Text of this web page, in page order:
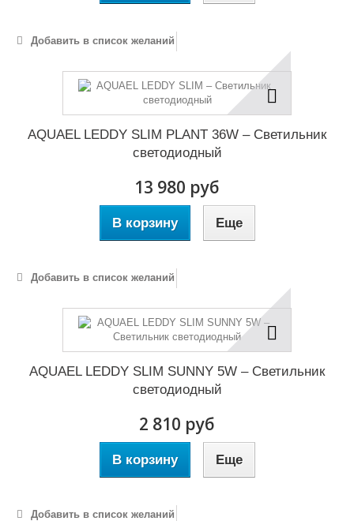
Добавить в список желаний
AQUAEL LEDDY SLIM PLANT 36W – Светильник
светодиодный
13 980 руб
В корзину Еще
Добавить в список желаний
AQUAEL LEDDY SLIM SUNNY 5W – Светильник
светодиодный
2 810 руб
В корзину Еще
Добавить в список желаний